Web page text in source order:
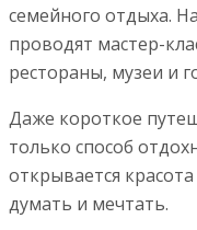
семейного отдыха.
проводят мастер-
рестораны, музеи и
Даже короткое
только способ
открывается
думать и мечтать.